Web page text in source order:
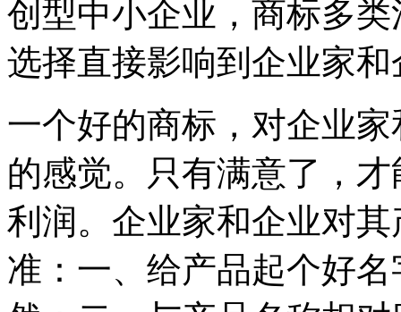
创型中小企业，商标多
选择直接影响到企业家
一个好的商标，对企业
的感觉。只有满意了，
利润。企业家和企业对
准：一、给产品起个好